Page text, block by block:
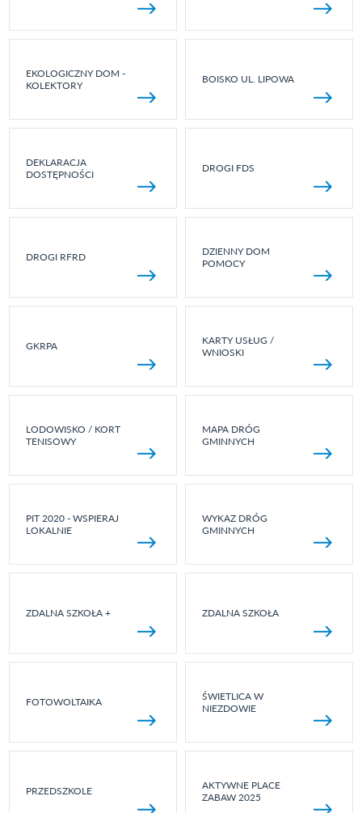
EKOLOGICZNY DOM -
KOLEKTORY
BOISKO UL. LIPOWA
DEKLARACJA
DOSTĘPNOŚCI
DROGI FDS
DROGI RFRD
DZIENNY DOM
POMOCY
GKRPA
KARTY USŁUG /
WNIOSKI
LODOWISKO / KORT
TENISOWY
MAPA DRÓG
GMINNYCH
PIT 2020 - WSPIERAJ
LOKALNIE
WYKAZ DRÓG
GMINNYCH
ZDALNA SZKOŁA + ZDALNA SZKOŁA
FOTOWOLTAIKA
ŚWIETLICA W
NIEZDOWIE
PRZEDSZKOLE
AKTYWNE PLACE
ZABAW 2025